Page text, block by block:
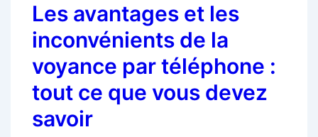
comment
les
médiums
transmettent-
ils
visions
Les avantages et les
inconvénients de la
voyance par téléphone :
tout ce que vous devez
savoir